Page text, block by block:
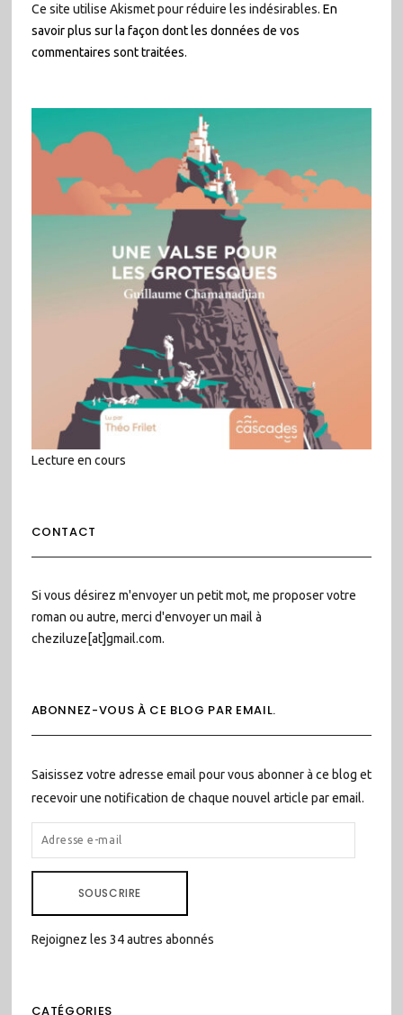
Ce site utilise Akismet pour réduire les indésirables. En
savoir plus sur la façon dont les données de vos
commentaires sont traitées.
Lecture en cours
CONTACT
Si vous désirez m'envoyer un petit mot, me proposer votre
roman ou autre, merci d'envoyer un mail à
cheziluze[at]gmail.com.
ABONNEZ-VOUS À CE BLOG PAR EMAIL.
Saisissez votre adresse email pour vous abonner à ce blog et
recevoir une notification de chaque nouvel article par email.
ADRESSE
E-
SOUSCRIRE
Rejoignez les 34 autres abonnés
CATÉGORIES